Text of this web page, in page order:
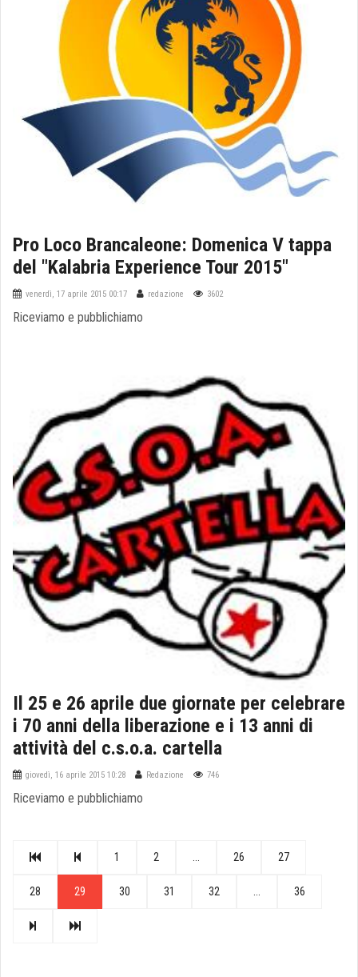
Pro Loco Brancaleone: Domenica V tappa
del "Kalabria Experience Tour 2015"
venerdì, 17 aprile 2015 00:17 redazione 3602
Riceviamo e pubblichiamo
Il 25 e 26 aprile due giornate per celebrare
i 70 anni della liberazione e i 13 anni di
attività del c.s.o.a. cartella
giovedì, 16 aprile 2015 10:28 Redazione 746
Riceviamo e pubblichiamo
1 2 26 27
28 29 30 31 32 36